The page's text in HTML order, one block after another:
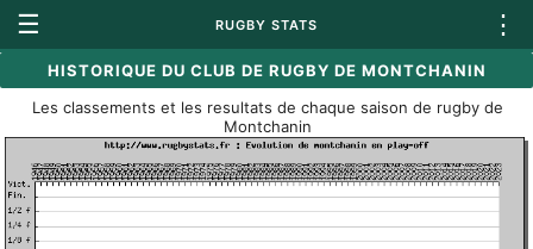
☰ RUGBY STATS ⋮
HISTORIQUE DU CLUB DE RUGBY DE MONTCHANIN
Les classements et les resultats de chaque saison de rugby de
Montchanin